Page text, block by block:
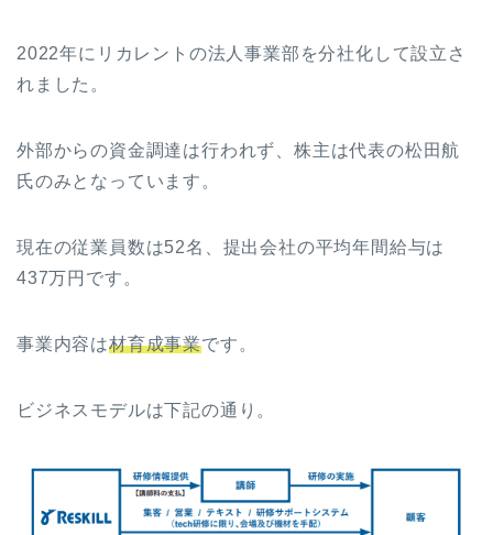
2022年にリカレントの法人事業部を分社化して設立さ
れました。
外部からの資金調達は行われず、株主は代表の松田航
氏のみとなっています。
現在の従業員数は52名、提出会社の平均年間給与は
437万円です。
事業内容は材育成事業です。
ビジネスモデルは下記の通り。